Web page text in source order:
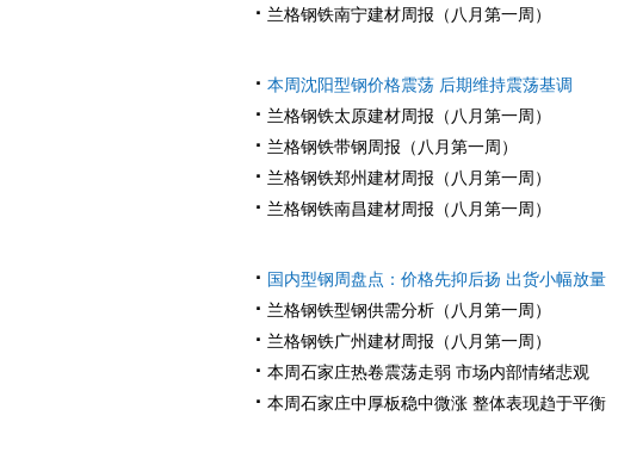
· 兰格钢铁南宁建材周报（八月第一周）
· 本周沈阳型钢价格震荡 后期维持震荡基调
· 兰格钢铁太原建材周报（八月第一周）
· 兰格钢铁带钢周报（八月第一周）
· 兰格钢铁郑州建材周报（八月第一周）
· 兰格钢铁南昌建材周报（八月第一周）
· 国内型钢周盘点：价格先抑后扬 出货小幅放量
· 兰格钢铁型钢供需分析（八月第一周）
· 兰格钢铁广州建材周报（八月第一周）
· 本周石家庄热卷震荡走弱 市场内部情绪悲观
· 本周石家庄中厚板稳中微涨 整体表现趋于平衡